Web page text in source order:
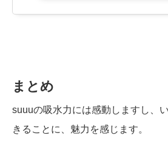
まとめ
suuuの吸水力には感動しますし、
きることに、魅力を感じます。